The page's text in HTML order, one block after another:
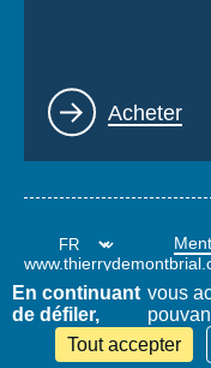
Lien
Acheter
Blog Politique étrangère
En continuant
de défiler,
vous
Tout accepter